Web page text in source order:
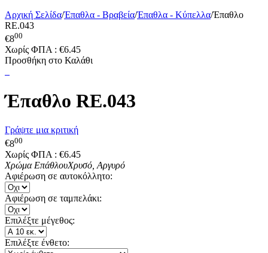
Αρχική Σελίδα/Έπαθλα - Βραβεία/Έπαθλα - Κύπελλα/Έπαθλο
RE.043
€800
Χωρίς ΦΠΑ : €6.45
Προσθήκη στο Καλάθι
Έπαθλο RE.043
Γράψτε μια κριτική
€800
Χωρίς ΦΠΑ : €6.45
Χρώμα ΕπάθλουΧρυσό, Αργυρό
Αφιέρωση σε αυτοκόλλητο:
Αφιέρωση σε ταμπελάκι:
Επιλέξτε μέγεθος:
Επιλέξτε ένθετο: